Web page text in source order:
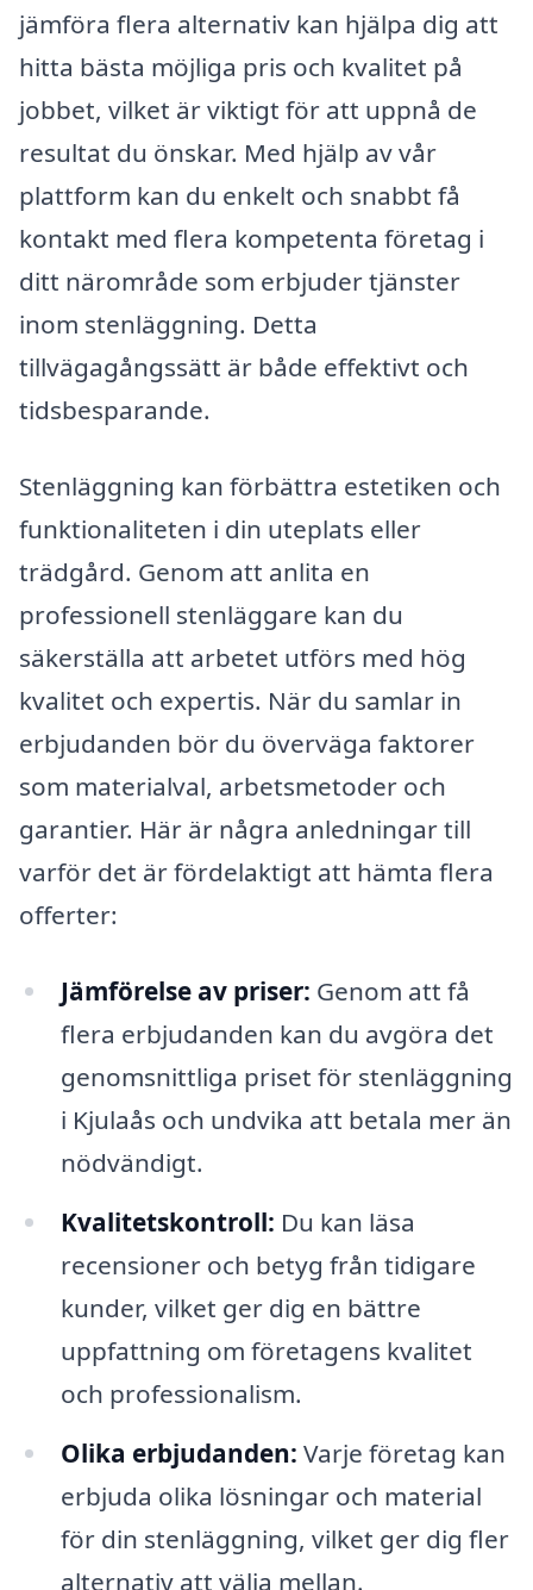
jämföra flera alternativ kan hjälpa dig att
hitta bästa möjliga pris och kvalitet på
jobbet, vilket är viktigt för att uppnå de
resultat du önskar. Med hjälp av vår
plattform kan du enkelt och snabbt få
kontakt med flera kompetenta företag i
ditt närområde som erbjuder tjänster
inom stenläggning. Detta
tillvägagångssätt är både effektivt och
tidsbesparande.
Stenläggning kan förbättra estetiken och
funktionaliteten i din uteplats eller
trädgård. Genom att anlita en
professionell stenläggare kan du
säkerställa att arbetet utförs med hög
kvalitet och expertis. När du samlar in
erbjudanden bör du överväga faktorer
som materialval, arbetsmetoder och
garantier. Här är några anledningar till
varför det är fördelaktigt att hämta flera
offerter:
Jämförelse av priser: Genom att få
flera erbjudanden kan du avgöra det
genomsnittliga priset för stenläggning
i Kjulaås och undvika att betala mer än
nödvändigt.
Kvalitetskontroll: Du kan läsa
recensioner och betyg från tidigare
kunder, vilket ger dig en bättre
uppfattning om företagens kvalitet
och professionalism.
Olika erbjudanden: Varje företag kan
erbjuda olika lösningar och material
för din stenläggning, vilket ger dig fler
alternativ att välja mellan.